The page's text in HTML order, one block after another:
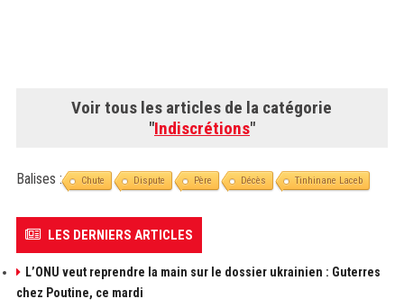
Voir tous les articles de la catégorie
"Indiscrétions"
Balises : Chute Dispute Père Décès Tinhinane Laceb
LES DERNIERS ARTICLES
L’ONU veut reprendre la main sur le dossier ukrainien : Guterres
chez Poutine, ce mardi